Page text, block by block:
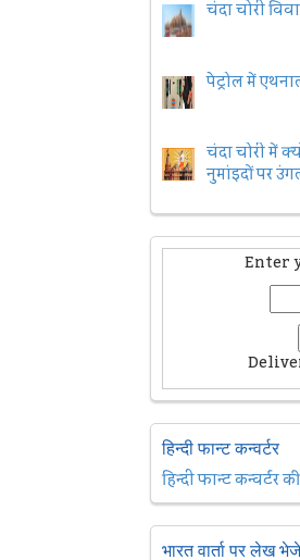
चंदा चोरी
पेट्रोल में
चंदा चोरी में
नुमांइदों पर
Enter
हिन्दी फान्ट कन्वर्टर
हिन्दी फान्ट कन्वर्टर
भारत वार्ता पर लेख भेजे